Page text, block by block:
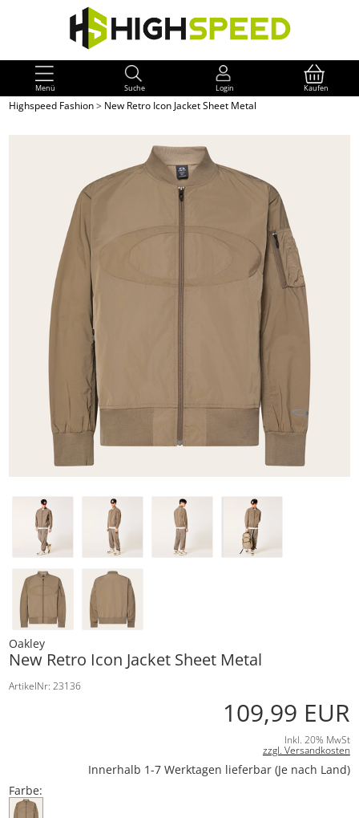
Menü Suche Login Kaufen
Highspeed Fashion> New Retro Icon Jacket Sheet Metal
Oakley
New Retro Icon Jacket Sheet Metal
ArtikelNr: 23136
109,99 EUR
Inkl. 20% MwSt
zzgl. Versandkosten
Innerhalb 1-7 Werktagen lieferbar (Je nach Land)
Farbe: